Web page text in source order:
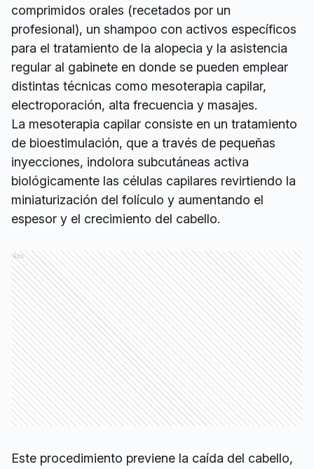
comprimidos orales (recetados por un
profesional), un shampoo con activos específicos
para el tratamiento de la alopecia y la asistencia
regular al gabinete en donde se pueden emplear
distintas técnicas como mesoterapia capilar,
electroporación, alta frecuencia y masajes.
La mesoterapia capilar consiste en un tratamiento
de bioestimulación, que a través de pequeñas
inyecciones, indolora subcutáneas activa
biológicamente las células capilares revirtiendo la
miniaturización del folículo y aumentando el
espesor y el crecimiento del cabello.
Ads
Este procedimiento previene la caída del cabello,